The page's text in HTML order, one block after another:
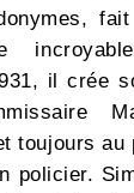
il crée
toujours au
policier.